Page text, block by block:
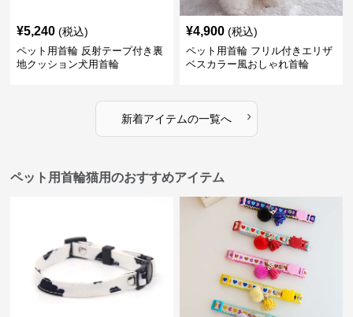
¥5,240 (税込)
ペット用首輪 反射テープ付き裏
地クッション犬用首輪
¥4,900 (税込)
ペット用首輪 フリル付きエリザ
ベスカラー風おしゃれ首輪
新着アイテムの一覧へ ›
ペット用首輪猫用のおすすめアイテム